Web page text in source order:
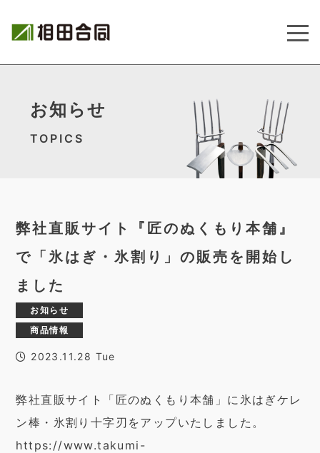
お知らせ
TOPICS
弊社直販サイト『匠のぬくもり本舗』
で「氷はぎ・氷割り」の販売を開始し
ました
お知らせ
商品情報
2023.11.28 Tue
弊社直販サイト「匠のぬくもり本舗」に氷はぎケレ
ン棒・氷割り十字刃をアップいたしました。
https://www.takumi-